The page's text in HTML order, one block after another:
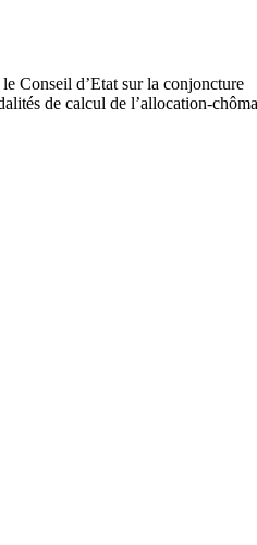
de calcul de l’allocation-